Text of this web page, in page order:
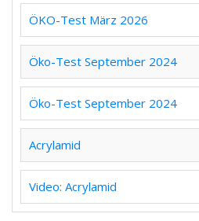
ÖKO-Test März 2026
Öko-Test September 2024
Öko-Test September 2024
Acrylamid
Video: Acrylamid